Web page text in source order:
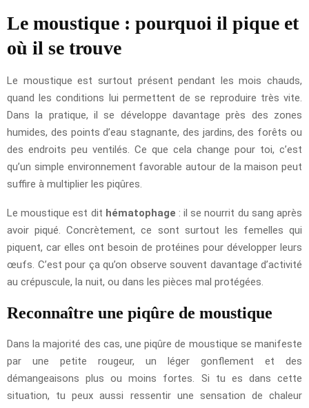
Le moustique : pourquoi il pique et
où il se trouve
Le moustique est surtout présent pendant les mois chauds,
quand les conditions lui permettent de se reproduire très vite.
Dans la pratique, il se développe davantage près des zones
humides, des points d’eau stagnante, des jardins, des forêts ou
des endroits peu ventilés. Ce que cela change pour toi, c’est
qu’un simple environnement favorable autour de la maison peut
suffire à multiplier les piqûres.
Le moustique est dit hématophage : il se nourrit du sang après
avoir piqué. Concrètement, ce sont surtout les femelles qui
piquent, car elles ont besoin de protéines pour développer leurs
œufs. C’est pour ça qu’on observe souvent davantage d’activité
au crépuscule, la nuit, ou dans les pièces mal protégées.
Reconnaître une piqûre de moustique
Dans la majorité des cas, une piqûre de moustique se manifeste
par une petite rougeur, un léger gonflement et des
démangeaisons plus ou moins fortes. Si tu es dans cette
situation, tu peux aussi ressentir une sensation de chaleur